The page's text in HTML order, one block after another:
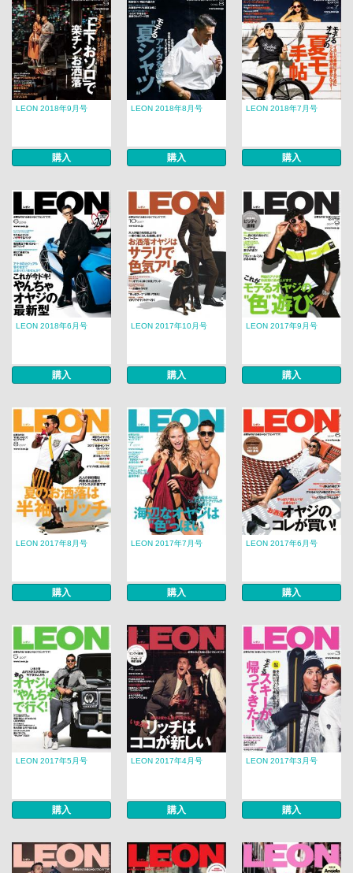
LEON 2018年9月号
購入
LEON 2018年8月号
購入
LEON 2018年7月号
購入
LEON 2018年6月号
購入
LEON 2017年10月号
購入
LEON 2017年9月号
購入
LEON 2017年8月号
購入
LEON 2017年7月号
購入
LEON 2017年6月号
購入
LEON 2017年5月号
購入
LEON 2017年4月号
購入
LEON 2017年3月号
購入